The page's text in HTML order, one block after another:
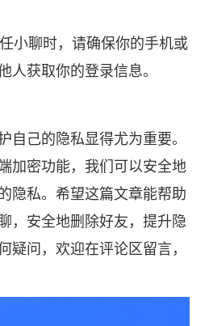
小聊时，请确保你的手机或
人获取你的登录信息。
自己的隐私显得尤为重要。
加密功能，我们可以安全地
隐私。希望这篇文章能帮助
，安全地删除好友，提升隐
疑问，欢迎在评论区留言，